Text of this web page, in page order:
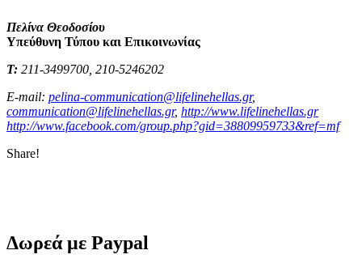
Πελίνα Θεοδοσίου
Υπεύθυνη Τύπου και Επικοινωνίας
Τ: 211-3499700, 210-5246202
E-mail: pelina-communication@lifelinehellas.gr,
communication@lifelinehellas.gr, http://www.lifelinehellas.gr
http://www.facebook.com/group.php?gid=38809959733&ref=mf
Share!
Δωρεά με Paypal